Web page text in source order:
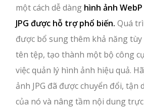
một cách dễ dàng hình ảnh
JPG được hỗ trợ phổ biến. Quá
được bổ sung thêm khả năng
tên tệp, tạo thành một bộ công
việc quản lý hình ảnh hiệu quả.
ảnh JPG đã được chuyển đổi,
của nó và nâng tầm nội dung